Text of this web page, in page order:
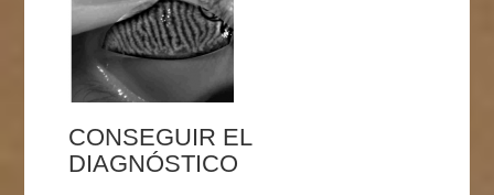
CONSEGUIR EL
DIAGNÓSTICO